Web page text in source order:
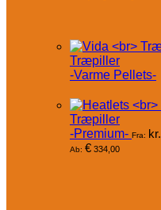
Træpiller
-Varme Pellets-
Træpiller
-Premium- Fra: kr.
Ab: € 334,00